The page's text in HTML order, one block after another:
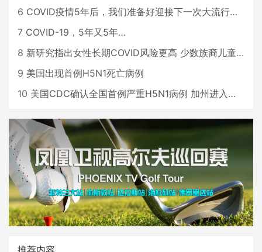
6 COVID疫情5年后，我们准备好迎接下一次大流行了吗？
7 COVID-19，5年又5年…
8 新研究指出女性长期COVID风险更高 少数族裔儿童存在差异
9 美国出现首例H5N1死亡病例
10 美国CDC确认全国首例严重H5N1病例 加州进入紧急状态